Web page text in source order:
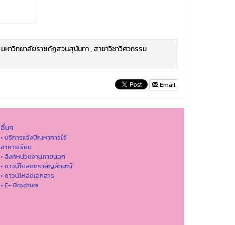
มหาวิทยาลัยราชภัฏสวนสุนันทา,สาขาวิชาวิศวกรรม
Email
อื่นๆ
• บริการแจ้งปัญหาการใ่ช้
อาคารเรียน
• ลิงค์หน่วยงานภายนอก
• ดาวน์โหลดตราสัญลักษณ์
• ดาวน์โหลดเอกสาร
• E- Brochure